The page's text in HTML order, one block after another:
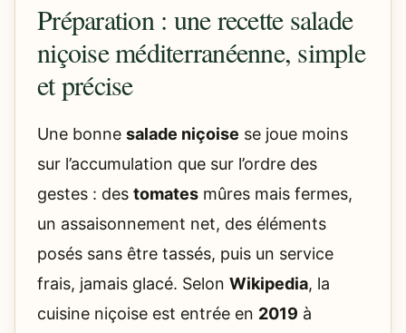
Préparation : une recette salade
niçoise méditerranéenne, simple
et précise
Une bonne salade niçoise se joue moins
sur l’accumulation que sur l’ordre des
gestes : des tomates mûres mais fermes,
un assaisonnement net, des éléments
posés sans être tassés, puis un service
frais, jamais glacé. Selon Wikipedia, la
cuisine niçoise est entrée en 2019 à